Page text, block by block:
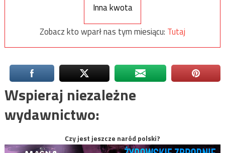
Inna kwota
Zobacz kto wparł nas tym miesiącu: Tutaj
Wspieraj niezależne
wydawnictwo:
Czy jest jeszcze naród polski?